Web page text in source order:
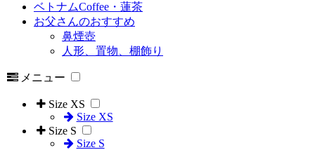
ベトナムCoffee・蓮茶
お父さんのおすすめ
鼻煙壺
人形、置物、棚飾り
メニュー
Size XS
Size XS
Size S
Size S